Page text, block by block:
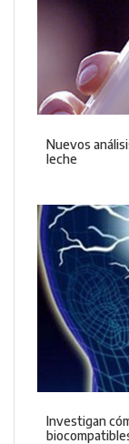
Nuevos
leche
Investigan